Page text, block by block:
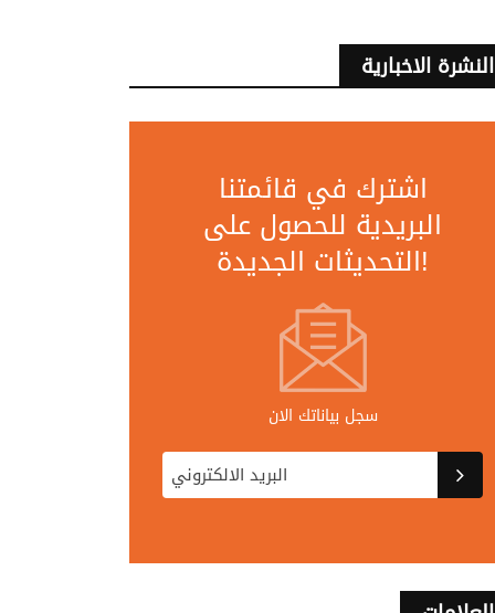
النشرة الاخبارية
اشترك في قائمتنا
البريدية للحصول على
التحديثات الجديدة!
سجل بياناتك الان